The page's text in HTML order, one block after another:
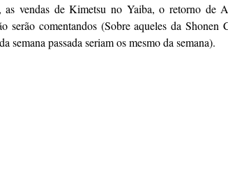
vendas de Kimetsu no Yaiba, o retorno de
serão comentandos (Sobre aqueles da
semana passada seriam os mesmo da semana).